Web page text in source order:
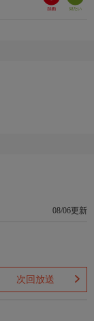
08/06更新
次回放送